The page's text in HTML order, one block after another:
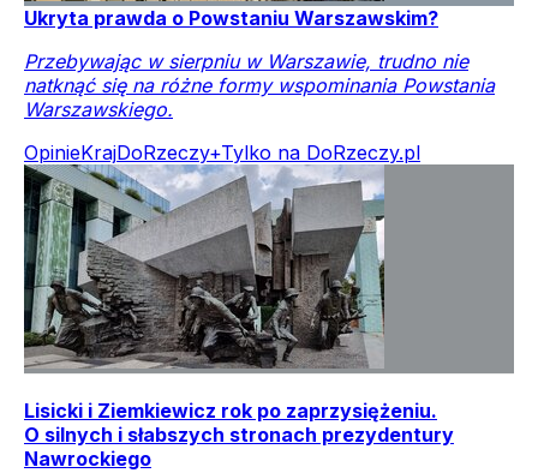
Ukryta prawda o Powstaniu Warszawskim?
Przebywając w sierpniu w Warszawie, trudno nie
natknąć się na różne formy wspominania Powstania
Warszawskiego.
OpinieKrajDoRzeczy+Tylko na DoRzeczy.pl
Lisicki i Ziemkiewicz rok po zaprzysiężeniu.
O silnych i słabszych stronach prezydentury
Nawrockiego